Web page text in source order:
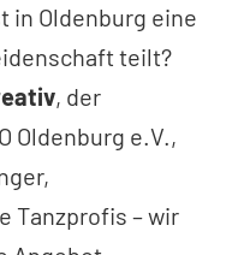
in Oldenburg eine
teilt?
, der
Oldenburg e.V.,
Tanzprofis – wir